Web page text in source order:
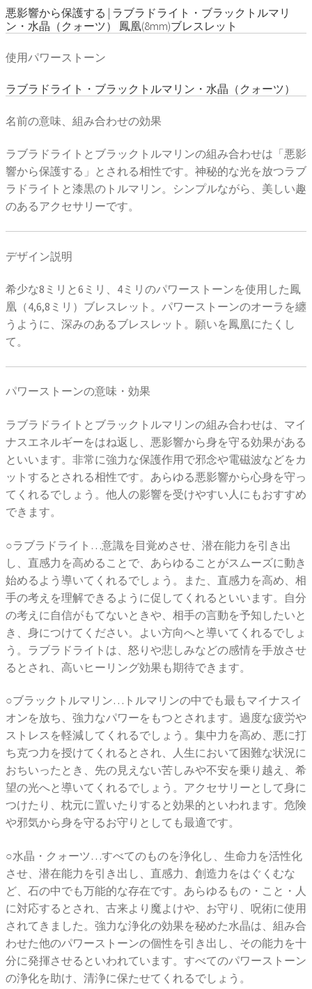
悪影響から保護する | ラブラドライト・ブラックトルマリ
ン・水晶（クォーツ） 鳳凰(8mm)ブレスレット
使用パワーストーン
ラブラドライト・ブラックトルマリン・水晶（クォーツ）
名前の意味、組み合わせの効果
ラブラドライトとブラックトルマリンの組み合わせは「悪影
響から保護する」とされる相性です。神秘的な光を放つラブ
ラドライトと漆黒のトルマリン。シンプルながら、美しい趣
のあるアクセサリーです。
デザイン説明
希少な8ミリと6ミリ、4ミリのパワーストーンを使用した鳳
凰（4,6,8ミリ）ブレスレット。パワーストーンのオーラを纏
うように、深みのあるブレスレット。願いを鳳凰にたくし
て。
パワーストーンの意味・効果
ラブラドライトとブラックトルマリンの組み合わせは、マイ
ナスエネルギーをはね返し、悪影響から身を守る効果がある
といいます。非常に強力な保護作用で邪念や電磁波などをカ
ットするとされる相性です。あらゆる悪影響から心身を守っ
てくれるでしょう。他人の影響を受けやすい人にもおすすめ
できます。
○ラブラドライト…意識を目覚めさせ、潜在能力を引き出
し、直感力を高めることで、あらゆることがスムーズに動き
始めるよう導いてくれるでしょう。また、直感力を高め、相
手の考えを理解できるように促してくれるといいます。自分
の考えに自信がもてないときや、相手の言動を予知したいと
き、身につけてください。よい方向へと導いてくれるでしょ
う。ラブラドライトは、怒りや悲しみなどの感情を手放させ
るとされ、高いヒーリング効果も期待できます。
○ブラックトルマリン…トルマリンの中でも最もマイナスイ
オンを放ち、強力なパワーをもつとされます。過度な疲労や
ストレスを軽減してくれるでしょう。集中力を高め、悪に打
ち克つ力を授けてくれるとされ、人生において困難な状況に
おちいったとき、先の見えない苦しみや不安を乗り越え、希
望の光へと導いてくれるでしょう。アクセサリーとして身に
つけたり、枕元に置いたりすると効果的といわれます。危険
や邪気から身を守るお守りとしても最適です。
○水晶・クォーツ…すべてのものを浄化し、生命力を活性化
させ、潜在能力を引き出し、直感力、創造力をはぐくむな
ど、石の中でも万能的な存在です。あらゆるもの・こと・人
に対応するとされ、古来より魔よけや、お守り、呪術に使用
されてきました。強力な浄化の効果を秘めた水晶は、組み合
わせた他のパワーストーンの個性を引き出し、その能力を十
分に発揮させるといわれています。すべてのパワーストーン
の浄化を助け、清浄に保たせてくれるでしょう。